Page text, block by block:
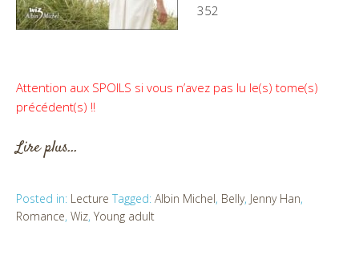
352
Attention aux SPOILS si vous n’avez pas lu le(s) tome(s)
précédent(s) !!
Lire plus…
Posted in: Lecture Tagged: Albin Michel, Belly, Jenny Han,
Romance, Wiz, Young adult